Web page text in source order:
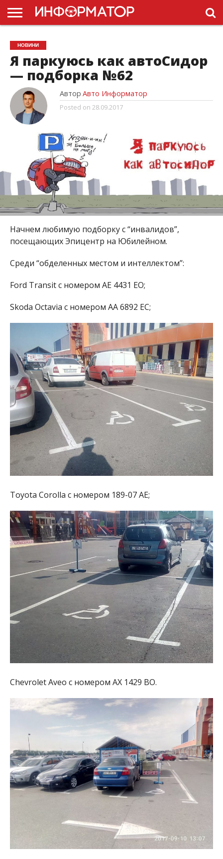
ГОЛОВНА
НОВИНИ
ПДР
УКРАЇНИ
РЕКЛАМА
ПРОЕКТЫ
НОВИНИ
Я паркуюсь как автоСидор
— подборка №62
Автор Авто Информатор
Posted on 28.09.2017
Начнем любимую подборку с “инвалидов”,
посещающих Эпицентр на Юбилейном.
Среди “обделенных местом и интеллектом”:
Ford Transitс номером АЕ 4431 ЕО;
Skoda Octavia с номером АА 6892 ЕС;
Toyota Corolla с номером 189-07 АЕ;
Chevrolet Aveo с номером АХ 1429 ВО.